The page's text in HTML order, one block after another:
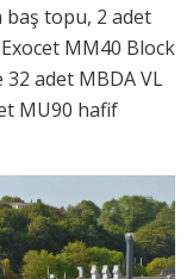
baş topu, 2 adet
MM40 Block
adet MBDA VL
MU90 hafif